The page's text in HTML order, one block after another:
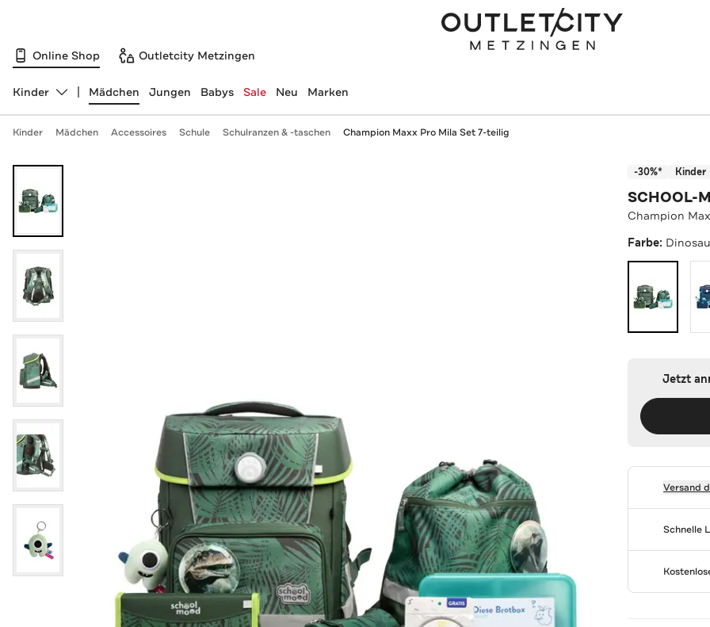
Online Shop Outletcity Metzingen
Abteilung ändern, ausgewählt:
Kinder Mädchen Jungen Babys Sale Neu Marken
Kinder Mädchen Accessoires Schule Schulranzen & -taschen Champion Maxx Pro Mila Set 7-teilig
-30%* Kinder
SCHOOL-
Champion
Farbe:
Jetzt
Versand
Schnelle